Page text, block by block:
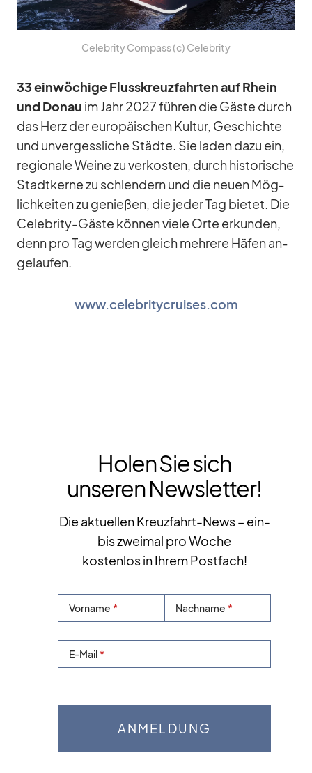
Ce­le­brity Com­pass (c) Ce­le­brity
33 ein­wö­chige Fluss­kreuz­fahr­ten auf Rhein
und Do­nau im Jahr 2027 füh­ren die Gäste durch
das Herz der eu­ro­päi­schen Kul­tur, Ge­schichte
und un­ver­gess­li­che Städte. Sie la­den dazu ein,
re­gio­nale Weine zu ver­kos­ten, durch his­to­ri­sche
Stadt­kerne zu schlen­dern und die neuen Mög­
lich­kei­ten zu ge­nie­ßen, die je­der Tag bie­tet. Die
Ce­le­brity-Gäste kön­nen viele Orte er­kun­den,
denn pro Tag wer­den gleich meh­rere Hä­fen an­
ge­lau­fen.
www.celebritycruises.com
Holen Sie sich
unseren Newsletter!
Die aktuellen Kreuzfahrt-News – ein-
bis zweimal pro Woche
kostenlos in Ihrem Postfach!
Vorname Nachname
E-Mail